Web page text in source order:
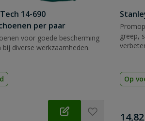
14-690
per paar
voor goede bescherming
bij diverse werkzaamheden.
greep,
Op
€
14,82